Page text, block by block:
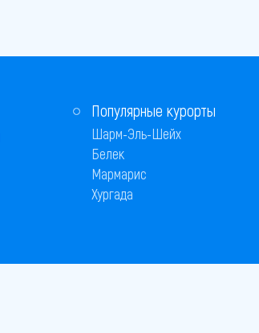
Популярные курорты
Шарм-Эль-Шейх
Белек
Мармарис
Хургада